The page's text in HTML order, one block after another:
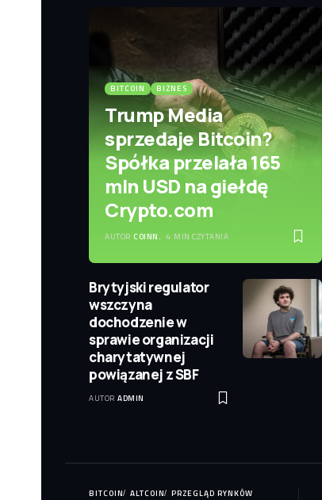
BITCOIN BIZNES
Trump Media
sprzedaje Bitcoin?
Spółka przelała 165
mln USD na giełdę
Crypto.com
AUTOR COINN. 4 MIN CZYTANIA
Brytyjski regulator
wszczyna
dochodzenie w
sprawie organizacji
charytatywnej
powiązanej z SBF
AUTOR ADMIN
BITCOIN ALTCOIN PRZEGLĄD RYNKÓW